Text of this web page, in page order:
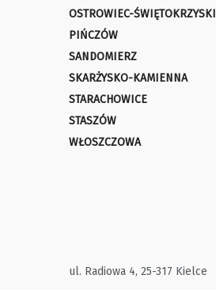
OSTROWIEC-ŚWIĘTOKRZYSKI
PIŃCZÓW
SANDOMIERZ
SKARŻYSKO-KAMIENNA
STARACHOWICE
STASZÓW
WŁOSZCZOWA
ul. Radiowa 4, 25-317 Kielce